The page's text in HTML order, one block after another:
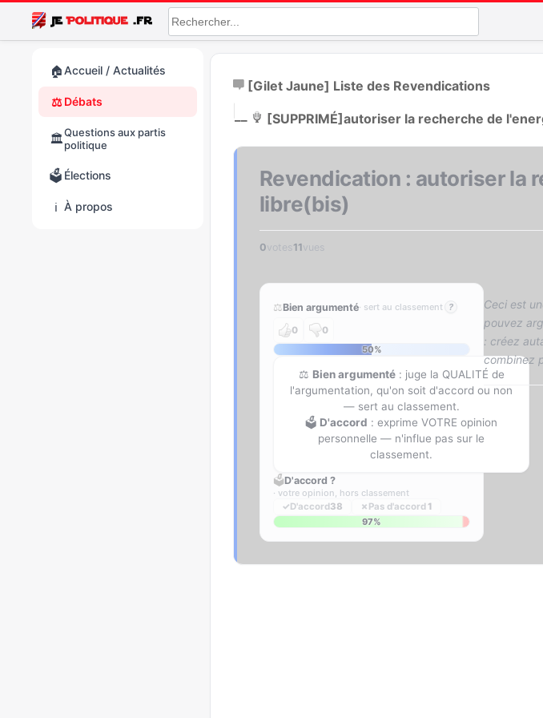
🏠Accueil / Actualités
⚖️ Débats
🏛️Questions aux partis
politique
🗳️ Élections
ℹ️ À propos
[Gilet Jaune] Liste des Revendications
[SUPPRIMÉ] autoriser la recherche de
Revendication : autoriser la
libre(bis)
0votes 11vues
⚖️Bien argumenté· sert au classement ?
0
0
50%
⚖️ Bien argumenté: juge la QUALITÉ de
l'argumentation, qu'on soit d'accord ou non
— sert au classement.
🗳️ D'accord : exprime VOTRE opinion
personnelle — n'influe pas sur le
classement.
🗳️D'accord ?
· votre opinion, hors classement
✓D'accord38 ✗ Pas d'accord 1
97%
Ceci est
pouvez
: créez
combinez